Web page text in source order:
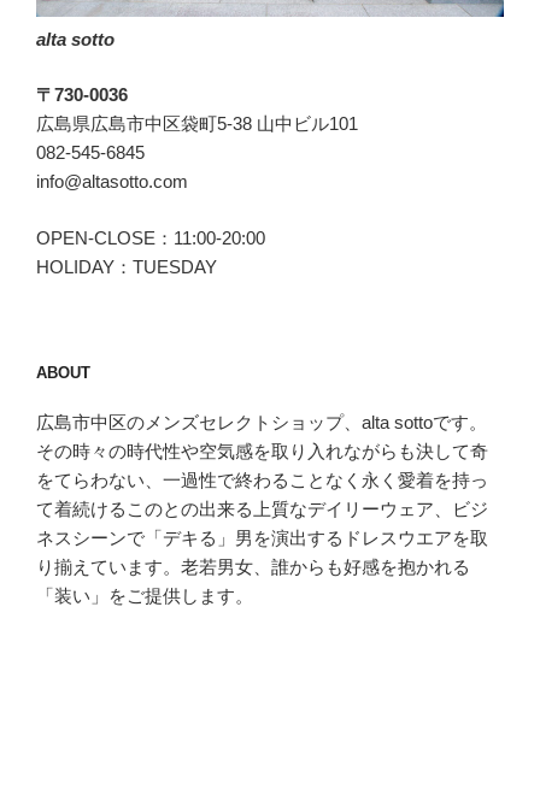
ー
ニ
「ROMA(ロ
ー
マ)」”
の
alta sotto
〒730-0036
広島県広島市中区袋町5-38 山中ビル101
082-545-6845
info@altasotto.com
OPEN-CLOSE：11:00-20:00
HOLIDAY：TUESDAY
ABOUT
広島市中区のメンズセレクトショップ、alta sottoです。
その時々の時代性や空気感を取り入れながらも決して奇
をてらわない、一過性で終わることなく永く愛着を持っ
て着続けるこのとの出来る上質なデイリーウェア、ビジ
ネスシーンで「デキる」男を演出するドレスウエアを取
り揃えています。老若男女、誰からも好感を抱かれる
「装い」をご提供します。